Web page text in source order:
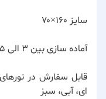
سایز ۱۶۰×۷۰
آماده سازی بین ۳ الی ۱۵ روز
قابل سفارش در
ای، آبی، سبز